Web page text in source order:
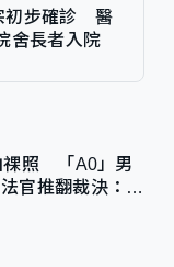
初步確診 醫
舍長者入院
祼照 「A0」男
官推翻裁決：抄